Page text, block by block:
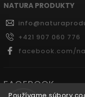
NATURA PRODUKTY
info@
+421 907 060 776
facebook.com/
FACEBOOK